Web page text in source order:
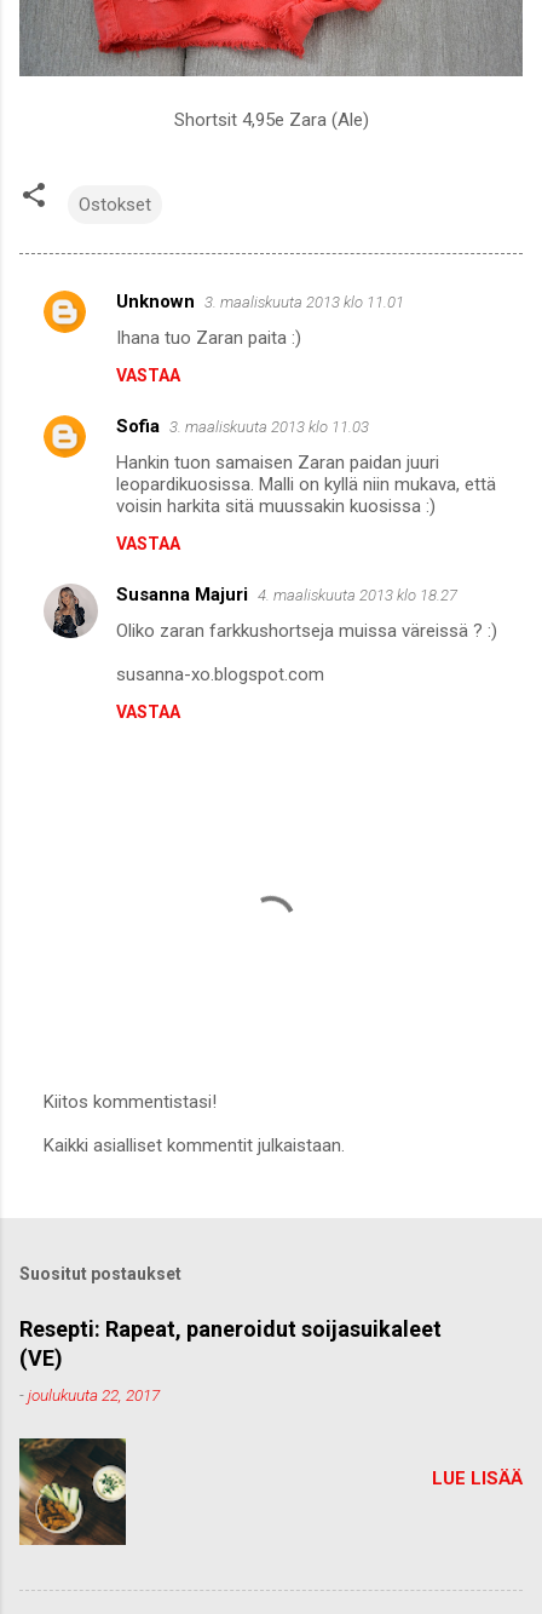
Shortsit 4,95e Zara (Ale)
Ostokset
K
m
e
Unknown 3. maaliskuuta 2013 klo 11.01
Ihana tuo Zaran paita :)
VASTAA
Sofia 3. maaliskuuta 2013 klo 11.03
Hankin tuon samaisen Zaran paidan juuri
leopardikuosissa. Malli on kyllä niin mukava, että
voisin harkita sitä muussakin kuosissa :)
VASTAA
Susanna Majuri 4. maaliskuuta 2013 klo 18.27
Oliko zaran farkkushortseja muissa väreissä ? :)
susanna-xo.blogspot.com
VASTAA
ä
o
m
e
n
t
Kiitos kommentistasi!
Kaikki asialliset kommentit julkaistaan.
Suositut postaukset
Resepti: Rapeat, paneroidut soijasuikaleet
(VE)
-joulukuuta 22, 2017
LUE LISÄÄ